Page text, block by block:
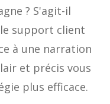
? S'agit-il
support client
à une narration
et précis vous
plus efficace.